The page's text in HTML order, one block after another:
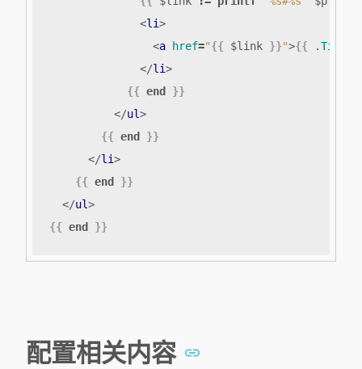
<li>
<a href="{{ $link }}">{{ .Title
</li>
{{ end
}}
</ul>
{{ end
}}
</li>
{{ end
}}
</ul>
{{ end }}
配置相关内容